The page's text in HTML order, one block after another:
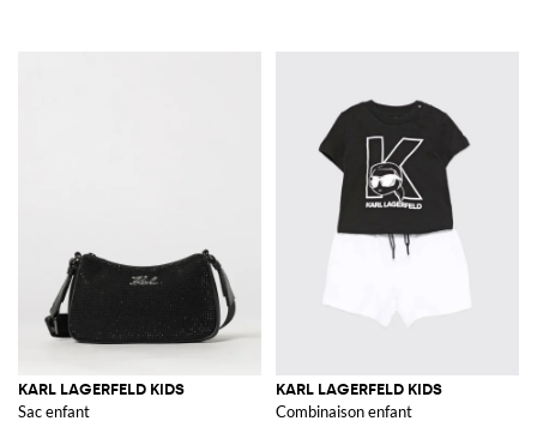
KARL LAGERFELD KIDS
Sac enfant
KARL LAGERFELD KIDS
Combinaison enfant